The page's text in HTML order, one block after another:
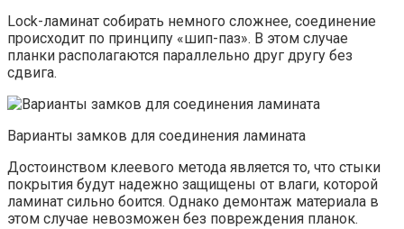
Lock-ламинат собирать немного сложнее, соединение
происходит по принципу «шип-паз». В этом случае
планки располагаются параллельно друг другу без
сдвига.
Варианты замков для соединения ламината
Достоинством клеевого метода является то, что стыки
покрытия будут надежно защищены от влаги, которой
ламинат сильно боится. Однако демонтаж материала в
этом случае невозможен без повреждения планок.